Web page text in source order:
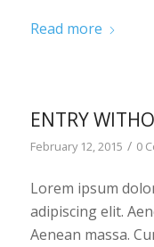
Read more
ENTRY
February 12, 2015 / 0
Lorem ipsum
adipiscing elit.
Aenean massa.